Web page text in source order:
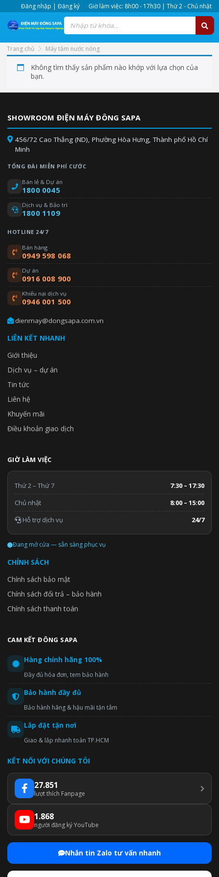
Đăng nhập | Đăng ký Giờ làm việc: 8h00 - 17h30 | Thứ 2 - Chủ nhật
Trang chủ Máy tắm nước nóng
Mua máy tắm nước nóng giá rẻ, đổi trả trong 30 ngày khi có lỗi.
Máy tắm nước nóng bao giá toàn kênh siêu thị Miền Nam, giá
bao trọn gói.
Không tìm thấy sản phẩm nào khớp với lựa chọn của
bạn.
SHOWROOM ĐIỆN MÁY ĐÔNG SAPA
456/72 Cao Thắng (ND), Phường Hòa Hưng, Thành phố Hồ Chí
Minh
TỔNG ĐÀI MIỄN PHÍ CƯỚC
Bán lẻ & Dự án
1800 0045
Dịch vụ & Bảo trì
1800 1109
HOTLINE 24/7
Bán hàng
0949 598 068
Dự án
0916 008 900
Khiếu nại dịch vụ
0946 001 500
dienmay@dongsapa.com.vn
LIÊN KẾT NHANH
Giới thiệu
Dịch vụ – dự án
Tin tức
Liên hệ
Khuyến mãi
Điều khoản giao dịch
GIỜ LÀM VIỆC
Thứ 2 – Thứ 7
7:30 – 17:30
Chủ nhật
8:00 – 15:00
Hỗ trợ dịch vụ
24/7
Đang mở cửa — sẵn sàng phục vụ
CHÍNH SÁCH
Chính sách bảo mật
Chính sách đổi trả – bảo hành
Chính sách thanh toán
CAM KẾT ĐÔNG SAPA
Hàng chính hãng 100%
Đầy đủ hóa đơn, tem bảo hành
Bảo hành đầy đủ
Bảo hành hãng & hậu mãi tận tâm
Lắp đặt tận nơi
Giao & lắp nhanh toàn TP.HCM
KẾT NỐI VỚI CHÚNG TÔI
27.851
lượt thích Fanpage
1.868
người đăng ký YouTube
Nhắn tin Zalo tư vấn nhanh